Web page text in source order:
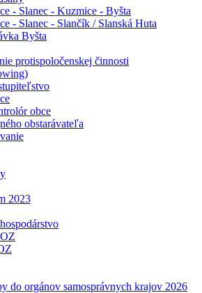
- Slanec - Kuzmice - Byšta
- Slanec - Slančík / Slanská Huta
Byšta
protispoločenskej činnosti
obce
obstarávateľa
2023
do orgánov samosprávnych krajov 2026